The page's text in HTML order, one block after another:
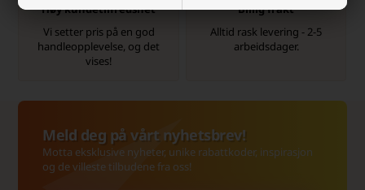
Høy kundetilfredshet
Vi setter pris på en god
handleopplevelse, og det
vises!
Billig frakt
Alltid rask levering - 2-5
arbeidsdager.
Meld deg på vårt nyhetsbrev!
Motta eksklusive nyheter, unike rabattkoder, inspirasjon
og de villeste tilbudene fra oss!